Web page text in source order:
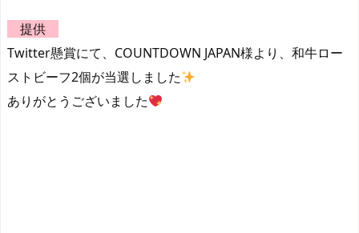
提供
Twitter懸賞にて、COUNTDOWN JAPAN様より、和牛ロー
ストビーフ2個が当選しました
ありがとうございました